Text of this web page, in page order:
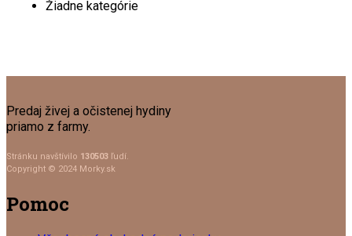
Žiadne kategórie
Predaj živej a očistenej hydiny
priamo z farmy.
Stránku navštívilo 130503 ľudí.
Copyright © 2024 Morky.sk
Pomoc